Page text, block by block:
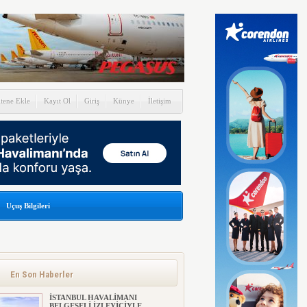
Ekle Kayıt Ol Giriş Künye İletişim
Uçuş Bilgileri
En Son Haberler
İSTANBUL HAVALİMANI